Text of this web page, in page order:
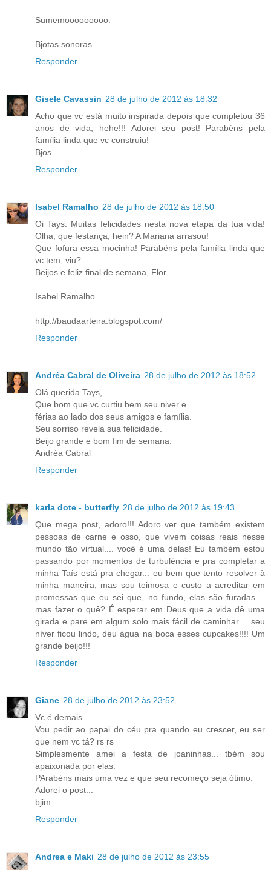
Sumemooooooooo.
Bjotas sonoras.
Responder
Gisele Cavassin 28 de julho de 2012 às 18:32
Acho que vc está muito inspirada depois que completou 36
anos de vida, hehe!!! Adorei seu post! Parabéns pela
família linda que vc construiu!
Bjos
Responder
Isabel Ramalho 28 de julho de 2012 às 18:50
Oi Tays. Muitas felicidades nesta nova etapa da tua vida!
Olha, que festança, hein? A Mariana arrasou!
Que fofura essa mocinha! Parabéns pela família linda que
vc tem, viu?
Beijos e feliz final de semana, Flor.
Isabel Ramalho
http://baudaarteira.blogspot.com/
Responder
Andréa Cabral de Oliveira 28 de julho de 2012 às 18:52
Olá querida Tays,
Que bom que vc curtiu bem seu niver e
férias ao lado dos seus amigos e família.
Seu sorriso revela sua felicidade.
Beijo grande e bom fim de semana.
Andréa Cabral
Responder
karla dote - butterfly 28 de julho de 2012 às 19:43
Que mega post, adoro!!! Adoro ver que também existem
pessoas de carne e osso, que vivem coisas reais nesse
mundo tão virtual.... você é uma delas! Eu também estou
passando por momentos de turbulência e pra completar a
minha Taís está pra chegar... eu bem que tento resolver à
minha maneira, mas sou teimosa e custo a acreditar em
promessas que eu sei que, no fundo, elas são furadas....
mas fazer o quê? É esperar em Deus que a vida dê uma
girada e pare em algum solo mais fácil de caminhar.... seu
níver ficou lindo, deu água na boca esses cupcakes!!!! Um
grande beijo!!!
Responder
Giane 28 de julho de 2012 às 23:52
Vc é demais.
Vou pedir ao papai do céu pra quando eu crescer, eu ser
que nem vc tá? rs rs
Simplesmente amei a festa de joaninhas... tbém sou
apaixonada por elas.
PArabéns mais uma vez e que seu recomeço seja ótimo.
Adorei o post...
bjim
Responder
Andrea e Maki 28 de julho de 2012 às 23:55